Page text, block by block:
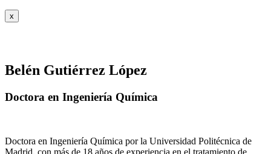
x
Belén Gutiérrez López
Doctora en Ingeniería Química
Doctora en Ingeniería Química por la Universidad Politécnica de
Madrid, con más de 18 años de experiencia en el tratamiento de